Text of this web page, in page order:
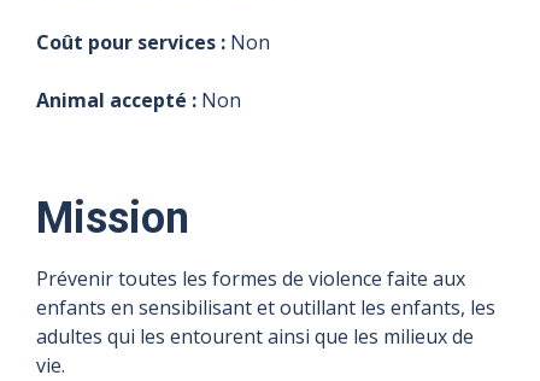
Coût pour services : Non
Animal accepté : Non
Mission
Prévenir toutes les formes de violence faite aux
enfants en sensibilisant et outillant les enfants, les
adultes qui les entourent ainsi que les milieux de
vie.